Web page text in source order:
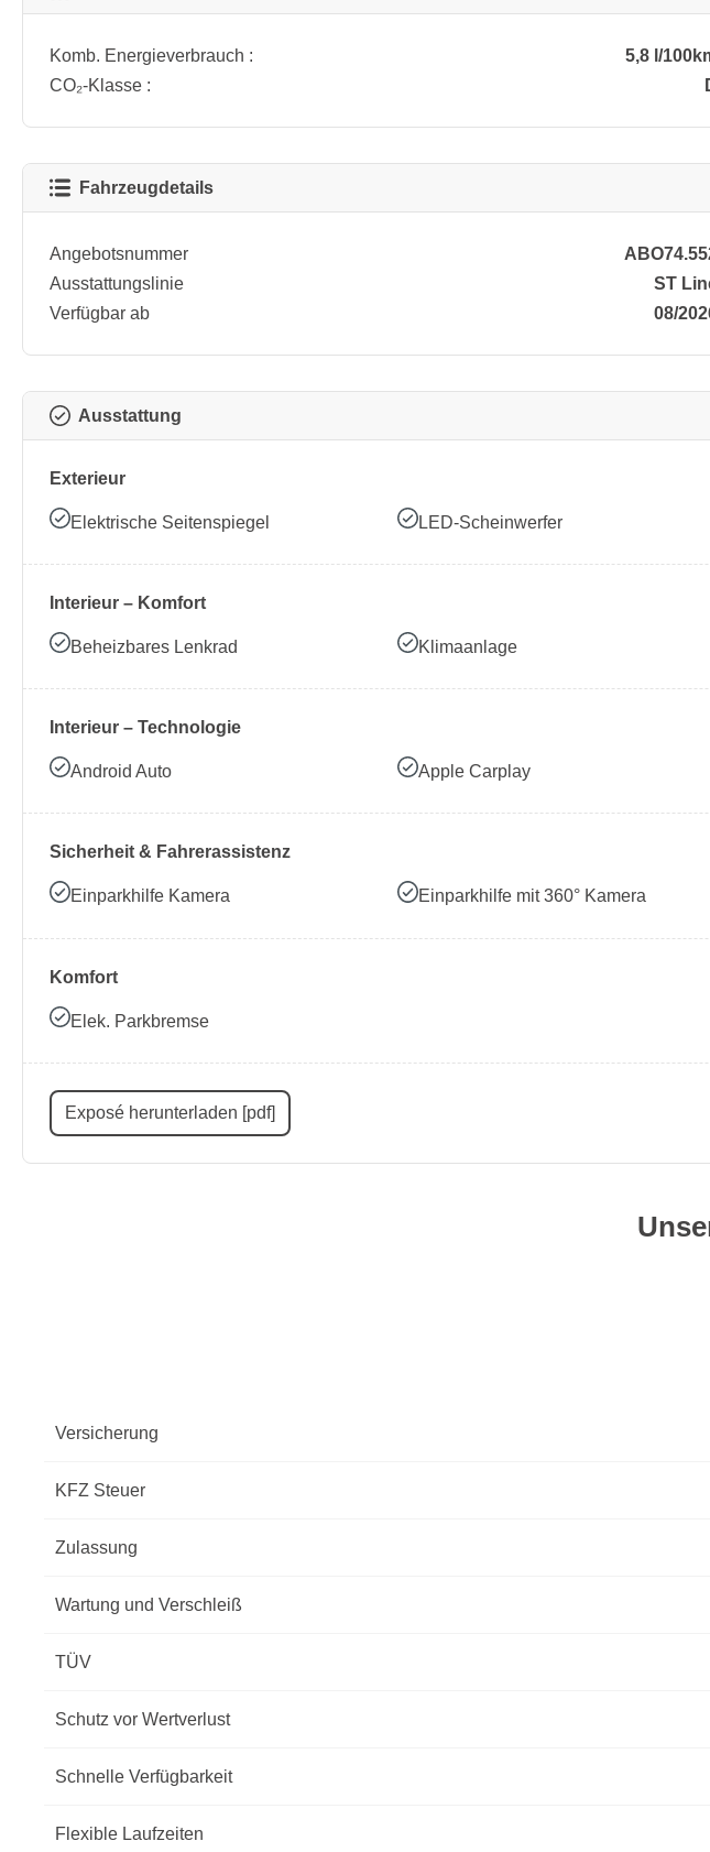
Komb. Energieverbrauch : 5,8 l/
CO₂-Klasse :
Fahrzeugdetails
Angebotsnummer
Ausstattungslinie
ST
Verfügbar ab
08/
Ausstattung
Exterieur
Elektrische Seitenspiegel LED-Scheinwerfer
Interieur – Komfort
Beheizbares Lenkrad Klimaanlage
Interieur – Technologie
Android Auto Apple Carplay
Sicherheit & Fahrerassistenz
Einparkhilfe Kamera Einparkhilfe mit 360° Kamera
Komfort
Elek. Parkbremse
Exposé herunterladen [pdf]
Versicherung
KFZ Steuer
Zulassung
Wartung und Verschleiß
TÜV
Schutz vor Wertverlust
Schnelle Verfügbarkeit
Flexible Laufzeiten